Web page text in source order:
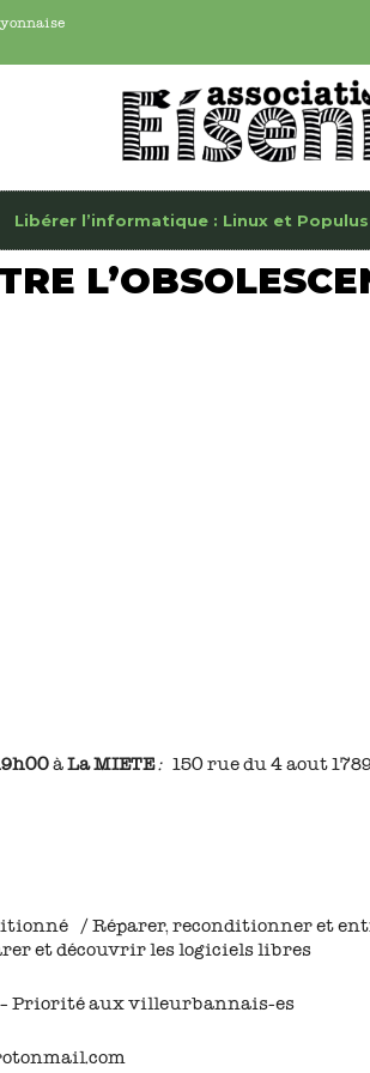
Libérer l’informatique : Linux et Populus
àLa MIETE: 150 rue du 4 aout
/ Réparer, reconditionner et
et découvrir les logiciels libres
Priorité aux villeurbannais-es